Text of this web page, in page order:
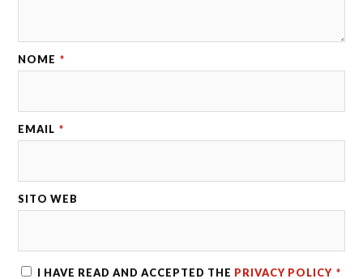
NOME *
EMAIL *
SITO WEB
I HAVE READ AND ACCEPTED THE PRIVACY POLICY *